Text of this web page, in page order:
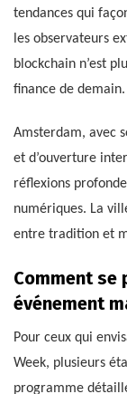
tendances qui
les observateurs
blockchain n’est
finance de demain.
Amsterdam, avec
et d’ouverture
réflexions
numériques. La
entre tradition et
Comment
événement
Pour ceux qui
Week, plusieurs
programme